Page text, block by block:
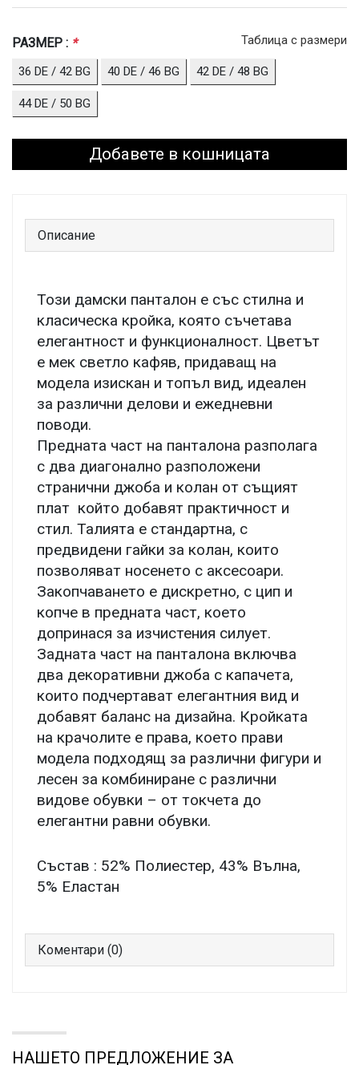
Таблица с размери
РАЗМЕР : *
36 DE / 42 BG 40 DE / 46 BG 42 DE / 48 BG
44 DE / 50 BG
Добавете в кошницата
Описание
Този дамски панталон е със стилна и
класическа кройка, която съчетава
елегантност и функционалност. Цветът
е мек светло кафяв, придаващ на
модела изискан и топъл вид, идеален
за различни делови и ежедневни
поводи.
Предната част на панталона разполага
с два диагонално разположени
странични джоба и колан от същият
плат който добавят практичност и
стил. Талията е стандартна, с
предвидени гайки за колан, които
позволяват носенето с аксесоари.
Закопчаването е дискретно, с цип и
копче в предната част, което
допринася за изчистения силует.
Задната част на панталона включва
два декоративни джоба с капачета,
които подчертават елегантния вид и
добавят баланс на дизайна. Кройката
на крачолите е права, което прави
модела подходящ за различни фигури и
лесен за комбиниране с различни
видове обувки – от токчета до
елегантни равни обувки.
Състав : 52% Полиестер, 43% Вълна,
5% Еластан
Коментари (0)
НАШЕТО ПРЕДЛОЖЕНИЕ ЗА